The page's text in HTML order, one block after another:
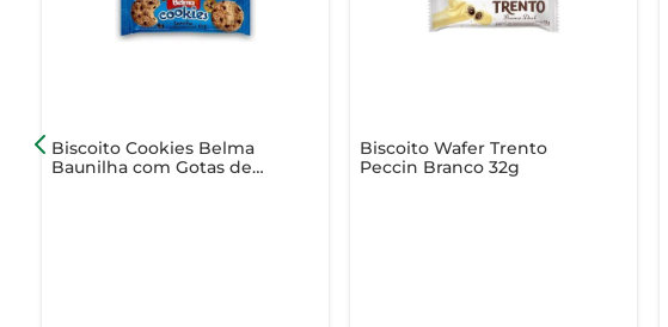
Biscoito Cookies Belma
Baunilha com Gotas de
Biscoito Wafer Trento
Peccin Branco 32g